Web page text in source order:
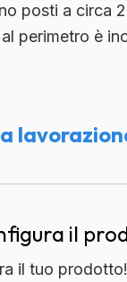
posti a circa
perimetro è
il
il tuo prodotto!